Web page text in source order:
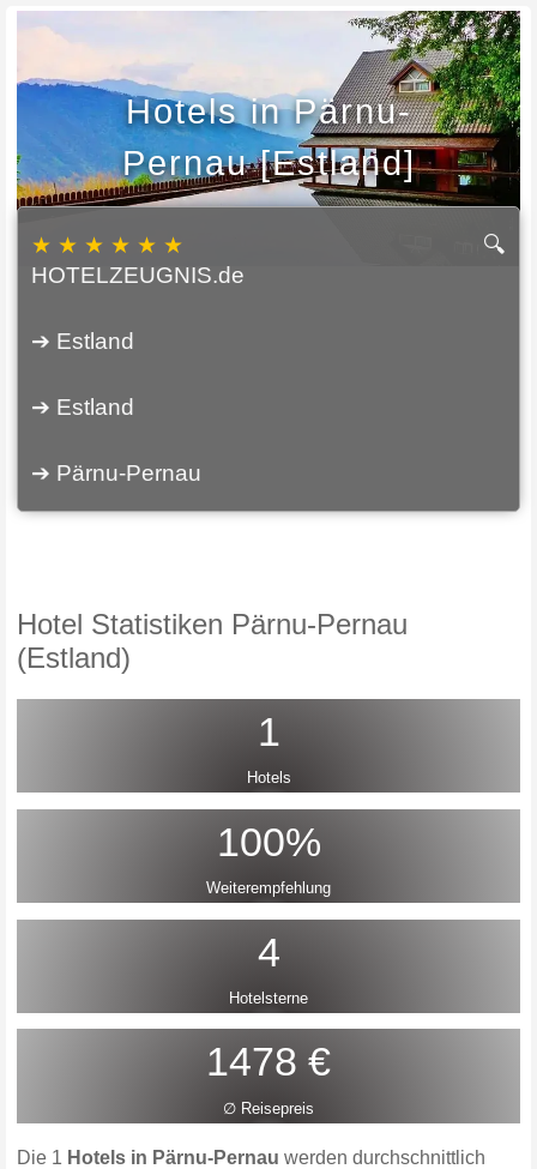
Hotels in Pärnu-
Pernau [Estland]
🔍
★ ★ ★ ★ ★ ★
HOTELZEUGNIS.de
➔ Estland
➔ Estland
➔ Pärnu-Pernau
Hotel Statistiken Pärnu-Pernau
(Estland)
1
Hotels
100%
Weiterempfehlung
4
Hotelsterne
1478 €
∅ Reisepreis
Die 1 Hotels in Pärnu-Pernau werden durchschnittlich